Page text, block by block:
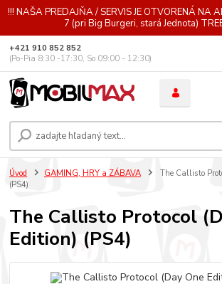
!!! NAŠA PREDAJŇA / SERVIS JE OTVORENÁ NA
7 (pri Big Burgeri, stará Jednota)
+421 910 852 852
(Po-Pia 8:30 -17:30, So 09:00 - 12:30)
Úvod GAMING, HRY a ZÁBAVA
The Callisto
(PS4)
The Callisto Protocol
Edition) (PS4)